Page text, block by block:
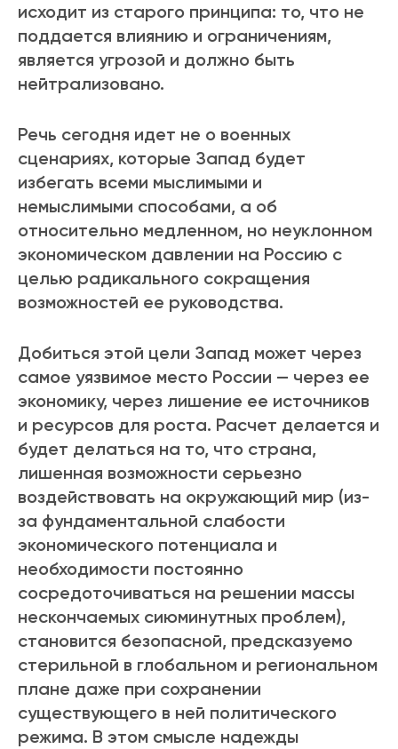
исходит из старого принципа: то, что не
поддается влиянию и ограничениям,
является угрозой и должно быть
нейтрализовано.
Речь сегодня идет не о военных
сценариях, которые Запад будет
избегать всеми мыслимыми и
немыслимыми способами, а об
относительно медленном, но неуклонном
экономическом давлении на Россию с
целью радикального сокращения
возможностей ее руководства.
Добиться этой цели Запад может через
самое уязвимое место России — через ее
экономику, через лишение ее источников
и ресурсов для роста. Расчет делается и
будет делаться на то, что страна,
лишенная возможности серьезно
воздействовать на окружающий мир (из-
за фундаментальной слабости
экономического потенциала и
необходимости постоянно
сосредоточиваться на решении массы
нескончаемых сиюминутных проблем),
становится безопасной, предсказуемо
стерильной в глобальном и региональном
плане даже при сохранении
существующего в ней политического
режима. В этом смысле надежды